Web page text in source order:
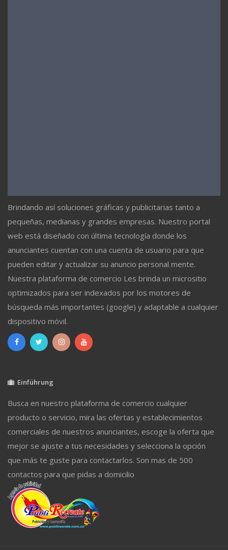
Brindando así soluciones gráficas y publicitarias tanto a
pequeñas, medianas y grandes empresas. Nuestro portal
web está diseñado con última tecnología donde los
anunciantes cuentan con una cuenta de usuario para que
pueden editar y actualizar su anuncio personal mente.
Nuestra plataforma de comercio Les brinda un micrositio
optimizados para ser indexados por los motores de
búsqueda más importantes (google) y adaptable a cualquier
dispositivo móvil.
Einführung
Busca en nuestro plataforma de comercio cualquier
producto o servicio, mira las ofertas y establecimientos
comerciales de nuestros anunciantes, escoge la oferta que
mejor se ajuste a tus necesidades y selecciona la opción
que más te guste para contactarlos. Son mas de 500
contactos para que pidas a domicilio